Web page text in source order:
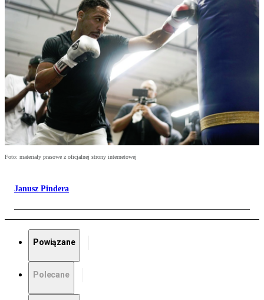
Foto: materiały prasowe z oficjalnej strony internetowej
Janusz Pindera
Powiązane
Polecane